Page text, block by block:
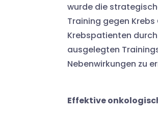
wurde die
Training gegen
Krebspatienten
ausgelegten
Nebenwirkungen zu
Effektive